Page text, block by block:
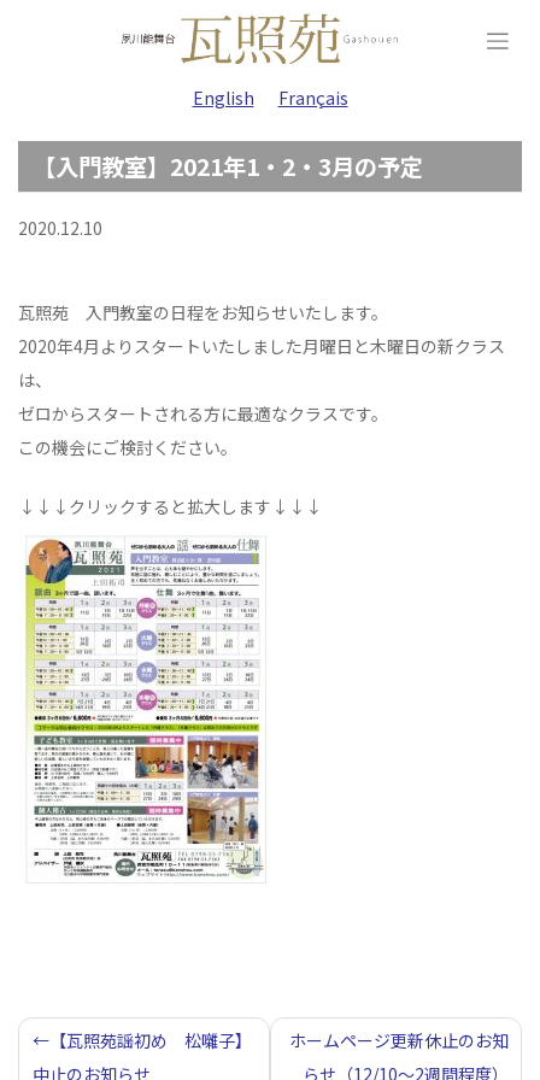
English Français
【入門教室】2021年1・2・3月の予定
2020.12.10
瓦照苑 入門教室の日程をお知らせいたします。
2020年4月よりスタートいたしました月曜日と木曜日の新クラス
は、
ゼロからスタートされる方に最適なクラスです。
この機会にご検討ください。
↓↓↓クリックすると拡大します↓↓↓
投【瓦照苑謡初め 松囃子】
中止のお知らせ
ホームページ更新休止のお知
らせ（12/10～2週間程度）